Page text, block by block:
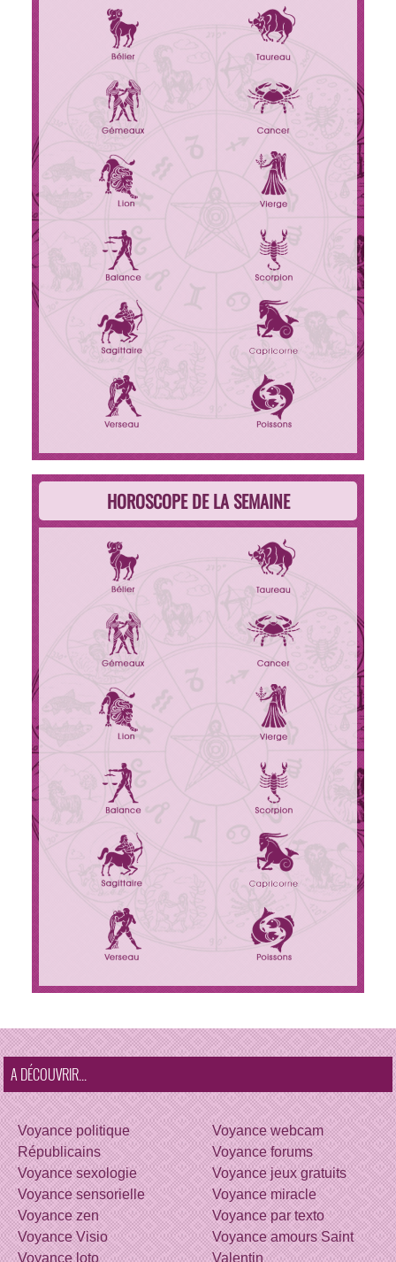
HOROSCOPE DE LA SEMAINE
A DÉCOUVRIR...
Voyance politique
Républicains
Voyance sexologie
Voyance sensorielle
Voyance zen
Voyance Visio
Voyance loto
Voyance webcam
Voyance forums
Voyance jeux gratuits
Voyance miracle
Voyance par texto
Voyance amours Saint
Valentin